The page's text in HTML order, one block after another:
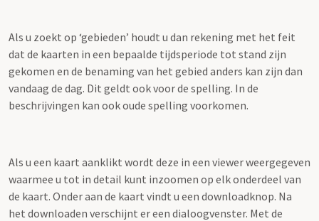
Als u zoekt op ‘gebieden’ houdt u dan rekening met het feit
dat de kaarten in een bepaalde tijdsperiode tot stand zijn
gekomen en de benaming van het gebied anders kan zijn dan
vandaag de dag. Dit geldt ook voor de spelling. In de
beschrijvingen kan ook oude spelling voorkomen.
Als u een kaart aanklikt wordt deze in een viewer weergegeven
waarmee u tot in detail kunt inzoomen op elk onderdeel van
de kaart. Onder aan de kaart vindt u een downloadknop. Na
het downloaden verschijnt er een dialoogvenster. Met de